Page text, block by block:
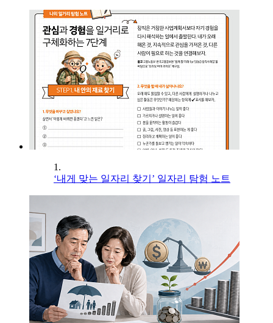
1.
‘내게 맞는 일자리 찾기’ 일자리 탐험 노트